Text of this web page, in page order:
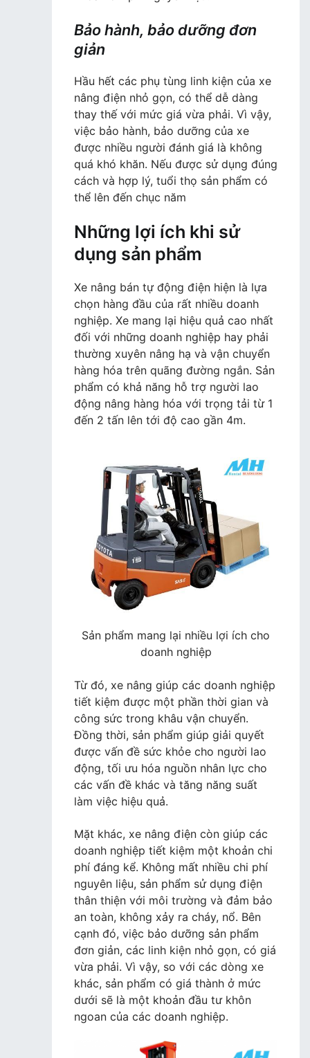
Bảo hành, bảo dưỡng đơn
giản
Hầu hết các phụ tùng linh kiện của xe
nâng điện nhỏ gọn, có thể dễ dàng
thay thế với mức giá vừa phải. Vì vậy,
việc bảo hành, bảo dưỡng của xe
được nhiều người đánh giá là không
quá khó khăn. Nếu được sử dụng đúng
cách và hợp lý, tuổi thọ sản phẩm có
thể lên đến chục năm
Những lợi ích khi sử
dụng sản phẩm
Xe nâng bán tự động điện hiện là lựa
chọn hàng đầu của rất nhiều doanh
nghiệp. Xe mang lại hiệu quả cao nhất
đối với những doanh nghiệp hay phải
thường xuyên nâng hạ và vận chuyển
hàng hóa trên quãng đường ngắn. Sản
phẩm có khả năng hỗ trợ người lao
động nâng hàng hóa với trọng tải từ 1
đến 2 tấn lên tới độ cao gần 4m.
Sản phẩm mang lại nhiều lợi ích cho
doanh nghiệp
Từ đó, xe nâng giúp các doanh nghiệp
tiết kiệm được một phần thời gian và
công sức trong khâu vận chuyển.
Đồng thời, sản phẩm giúp giải quyết
được vấn đề sức khỏe cho người lao
động, tối ưu hóa nguồn nhân lực cho
các vấn đề khác và tăng năng suất
làm việc hiệu quả.
Mặt khác, xe nâng điện còn giúp các
doanh nghiệp tiết kiệm một khoản chi
phí đáng kể. Không mất nhiều chi phí
nguyên liệu, sản phẩm sử dụng điện
thân thiện với môi trường và đảm bảo
an toàn, không xảy ra cháy, nổ. Bên
cạnh đó, việc bảo dưỡng sản phẩm
đơn giản, các linh kiện nhỏ gọn, có giá
vừa phải. Vì vậy, so với các dòng xe
khác, sản phẩm có giá thành ở mức
dưới sẽ là một khoản đầu tư khôn
ngoan của các doanh nghiệp.